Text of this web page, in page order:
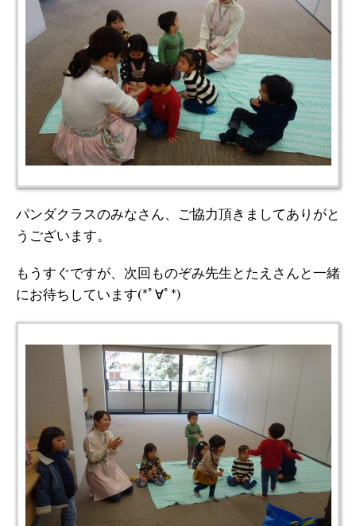
パンダクラスのみなさん、ご協力頂きましてありがと
うございます。
もうすぐですが、次回ものぞみ先生とたえさんと一緒
にお待ちしています(*ﾟ∀ﾟ*)